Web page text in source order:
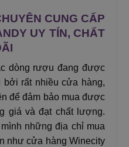
CUNG CẤP
UY TÍN, CHẤT
dòng rượu đang được
bởi rất nhiều cửa hàng,
để đảm bảo mua được
giá và đạt chất lượng.
những địa chỉ mua
như cửa hàng Winecity